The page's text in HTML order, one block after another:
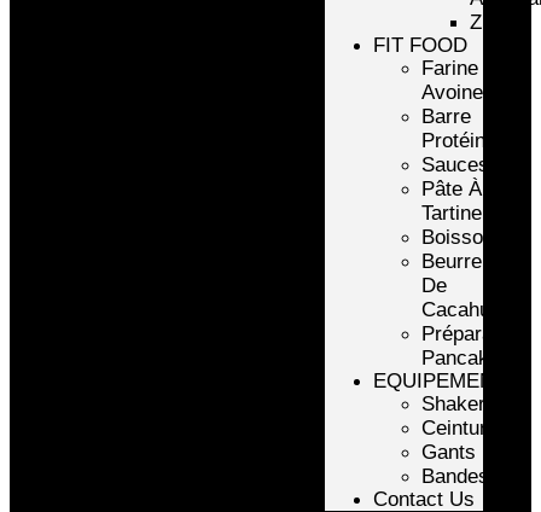
ZMA
FIT FOOD
Farine
Avoine/Riz
Barre
Protéinée
Sauces
Pâte À
Tartiner
Boissons
Beurre
De
Cacahuète
Préparation
Pancake
EQUIPEMENTS
Shakers
Ceintures
Gants
Bandes
Contact Us